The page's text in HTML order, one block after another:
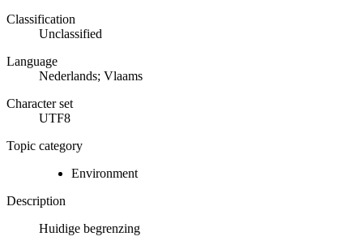
Classification
Unclassified
Language
Nederlands; Vlaams
Character set
UTF8
Topic category
Environment
Description
Huidige begrenzing